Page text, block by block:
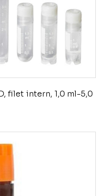
filet intern, 1,0 ml-5,0